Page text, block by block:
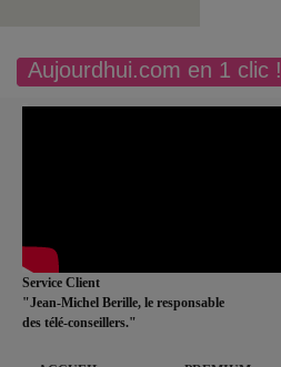
Aujourdhui.com en 1 clic !
Service Client
"Jean-Michel Berille, le responsable
des télé-conseillers."